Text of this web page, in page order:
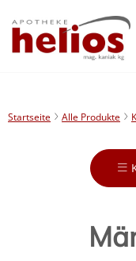
Startseite Alle Produkte